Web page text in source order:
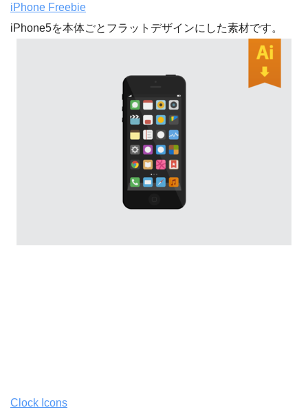
iPhone Freebie
iPhone5を本体ごとフラットデザインにした素材です。
Clock Icons